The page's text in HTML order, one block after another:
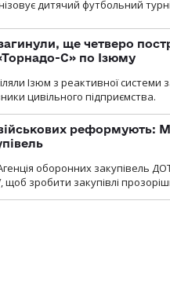
дитячий футбольний
ще четверо
С» по Ізюму
Ізюм з реактивної системи
цивільного підприємства.
реформують:
оборонних закупівель
зробити закупівлі